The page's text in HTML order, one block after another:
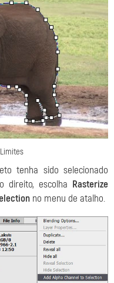
tenha sido selecionado
direito, escolha Rasterize
no menu de atalho.